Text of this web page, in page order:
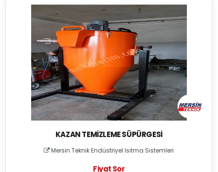
KAZAN TEMIZLEME SÜPÜRGESI
Mersin Teknik Endüstriyel Isıtma Sistemleri
Fiyat Sor